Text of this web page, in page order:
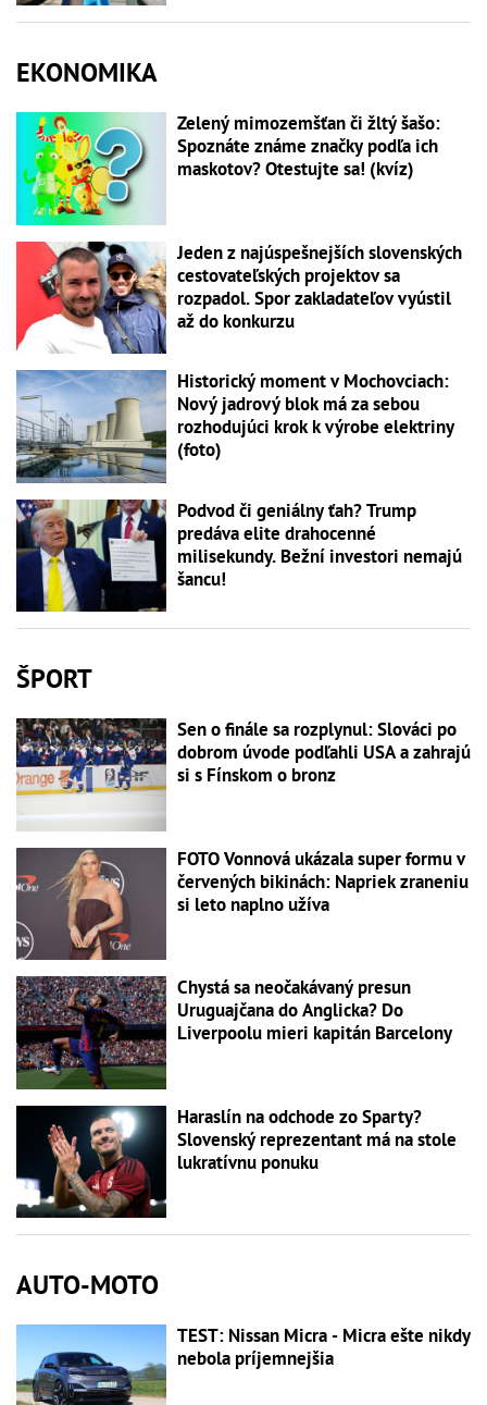
EKONOMIKA
Zelený mimozemšťan či žltý šašo:
Spoznáte známe značky podľa ich
maskotov? Otestujte sa! (kvíz)
Jeden z najúspešnejších slovenských
cestovateľských projektov sa
rozpadol. Spor zakladateľov vyústil
až do konkurzu
Historický moment v Mochovciach:
Nový jadrový blok má za sebou
rozhodujúci krok k výrobe elektriny
(foto)
Podvod či geniálny ťah? Trump
predáva elite drahocenné
milisekundy. Bežní investori nemajú
šancu!
ŠPORT
Sen o finále sa rozplynul: Slováci po
dobrom úvode podľahli USA a zahrajú
si s Fínskom o bronz
FOTO Vonnová ukázala super formu v
červených bikinách: Napriek zraneniu
si leto naplno užíva
Chystá sa neočakávaný presun
Uruguajčana do Anglicka? Do
Liverpoolu mieri kapitán Barcelony
Haraslín na odchode zo Sparty?
Slovenský reprezentant má na stole
lukratívnu ponuku
AUTO-MOTO
TEST: Nissan Micra - Micra ešte nikdy
nebola príjemnejšia